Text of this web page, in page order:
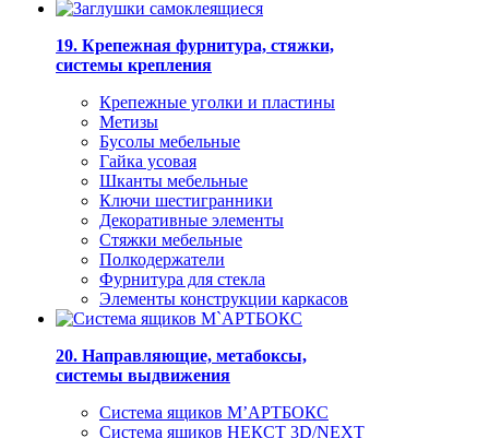
19. Крепежная фурнитура, стяжки,
системы крепления
Крепежные уголки и пластины
Метизы
Бусолы мебельные
Гайка усовая
Шканты мебельные
Ключи шестигранники
Декоративные элементы
Стяжки мебельные
Полкодержатели
Фурнитура для стекла
Элементы конструкции каркасов
20. Направляющие, метабоксы,
системы выдвижения
Система ящиков М’АРТБОКС
Система ящиков НЕКСТ 3D/NEXT